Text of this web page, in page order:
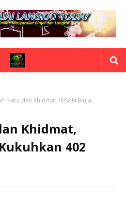
Haru dan Khidmat, INSAN Binjai
Khidmat,
402